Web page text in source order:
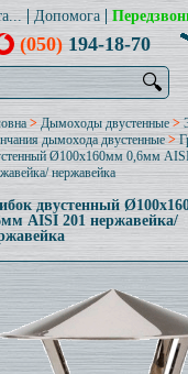
Допомога
(050)194-18-70
🔍
> Дымоходы двустенные >
дымохода двустенные >
Ø100x160мм 0,6мм
нержавейка
двустенный
AISI 201 нержавейка/